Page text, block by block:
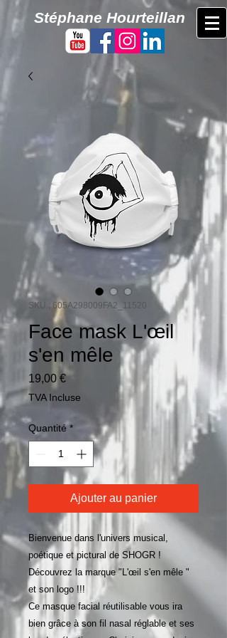
​Stéphane Hourteillan
SKU : 605A298009FA2_11520
Face mask L'œil
s'en mêle
19,00 €Prix
TVA Incluse
Quantité *
Ajouter au panier
Bienvenue dans l'univers musical,
poétique et pictural de SHOGR !
Découvrez la marque "L'œil s'en mêle "
et son logo !!!
Ce masque facial réutilisable vous ira
bien grâce à son fil nasal réglable et ses